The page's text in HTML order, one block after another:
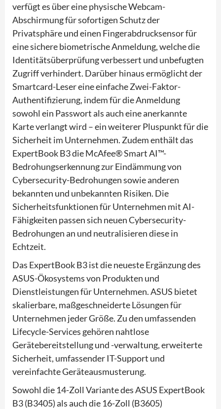
verfügt es über eine physische Webcam-
Abschirmung für sofortigen Schutz der
Privatsphäre und einen Fingerabdrucksensor für
eine sichere biometrische Anmeldung, welche die
Identitätsüberprüfung verbessert und unbefugten
Zugriff verhindert. Darüber hinaus ermöglicht der
Smartcard-Leser eine einfache Zwei-Faktor-
Authentifizierung, indem für die Anmeldung
sowohl ein Passwort als auch eine anerkannte
Karte verlangt wird – ein weiterer Pluspunkt für die
Sicherheit im Unternehmen. Zudem enthält das
ExpertBook B3 die McAfee® Smart AI™-
Bedrohungserkennung zur Eindämmung von
Cybersecurity-Bedrohungen sowie anderen
bekannten und unbekannten Risiken. Die
Sicherheitsfunktionen für Unternehmen mit AI-
Fähigkeiten passen sich neuen Cybersecurity-
Bedrohungen an und neutralisieren diese in
Echtzeit.
Das ExpertBook B3 ist die neueste Ergänzung des
ASUS-Ökosystems von Produkten und
Dienstleistungen für Unternehmen. ASUS bietet
skalierbare, maßgeschneiderte Lösungen für
Unternehmen jeder Größe. Zu den umfassenden
Lifecycle-Services gehören nahtlose
Gerätebereitstellung und -verwaltung, erweiterte
Sicherheit, umfassender IT-Support und
vereinfachte Geräteausmusterung.
Sowohl die 14-Zoll Variante des ASUS ExpertBook
B3 (B3405) als auch die 16-Zoll (B3605)